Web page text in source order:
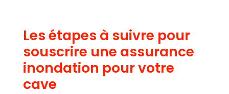
Les étapes à suivre pour
souscrire une assurance
inondation pour votre
cave